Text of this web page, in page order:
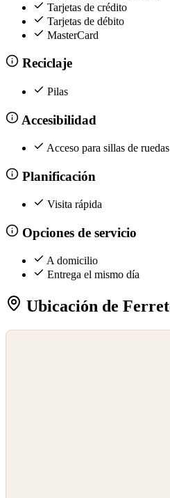
Tarjetas de crédito
Tarjetas de débito
MasterCard
Reciclaje
Pilas
Accesibilidad
Acceso para sillas de ruedas
Planificación
Visita rápida
Opciones de servicio
A domicilio
Entrega el mismo día
Ubicación de